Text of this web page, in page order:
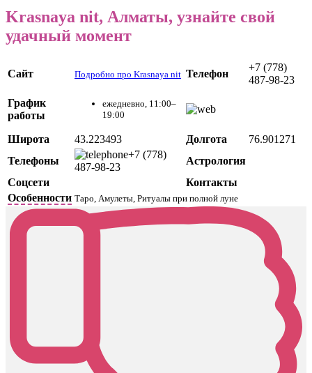
Krasnaya nit, Алматы, узнайте свой
удачный момент
Сайт Подробно про Krasnaya nit Телефон
+7 (778)
487-98-23
График
работы
ежедневно, 11:00–
19:00
Широта 43.223493 Долгота
76.901271
Телефоны
+7 (778)
487-98-23
Астрология
Соцсети
Контакты
Особенности Таро, Амулеты, Ритуалы при полной луне